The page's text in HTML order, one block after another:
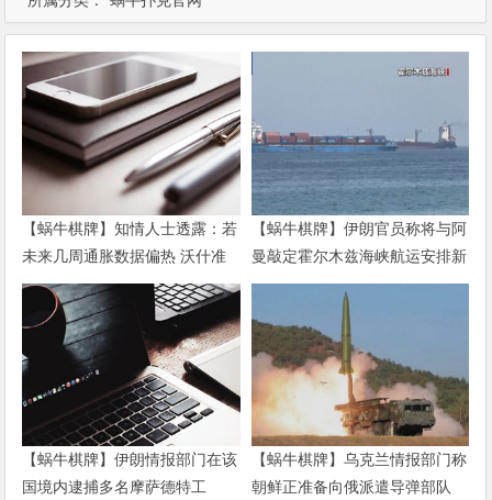
【蜗牛棋牌】知情人士透露：若
未来几周通胀数据偏热 沃什准
备好加息
【蜗牛棋牌】伊朗官员称将与阿
曼敲定霍尔木兹海峡航运安排新
协议
【蜗牛棋牌】伊朗情报部门在该
国境内逮捕多名摩萨德特工
【蜗牛棋牌】乌克兰情报部门称
朝鲜正准备向俄派遣导弹部队